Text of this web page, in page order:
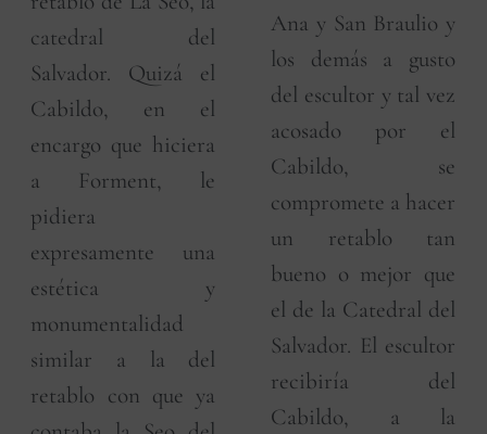
catedral del
Salvador. Quizá el
Cabildo, en el
encargo que hiciera
a Forment, le
pidiera
expresamente una
estética y
monumentalidad
similar a la del
retablo con que ya
Ana y San Braulio y
los demás a gusto
del escultor y tal vez
acosado por el
Cabildo, se
compromete a hacer
un retablo tan
bueno o mejor que
el de la Catedral del
Salvador. El escultor
recibiría del
Cabildo, a la